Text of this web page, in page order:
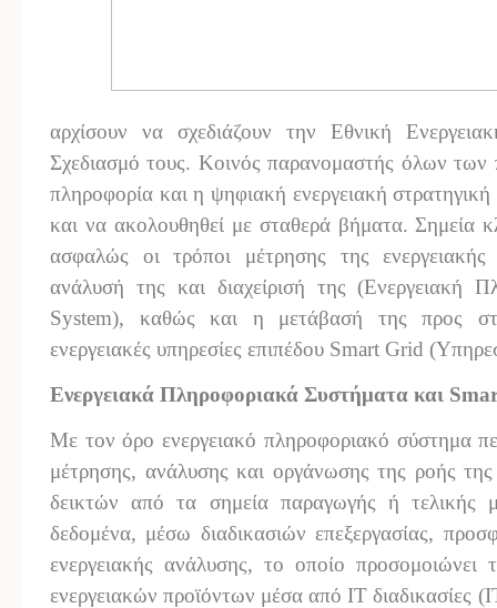
αρχίσουν να σχεδιάζουν την Εθνική
Σχεδιασμό τους. Κοινός παρανομαστής όλων των
πληροφορία και η ψηφιακή ενεργειακή
και να ακολουθηθεί με σταθερά βήματα. Σημεία
ασφαλώς οι τρόποι μέτρησης της
ανάλυσή της και διαχείρισή της (Ενεργειακή
System), καθώς και η μετάβασή της προς
ενεργειακές υπηρεσίες επιπέδου Smart Grid
Ενεργειακά Πληροφοριακά Συστήματα και
Με τον όρο ενεργειακό πληροφοριακό σύστημα
μέτρησης, ανάλυσης και οργάνωσης της ροής της
δεικτών από τα σημεία παραγωγής ή τελικής
δεδομένα, μέσω διαδικασιών επεξεργασίας,
ενεργειακής ανάλυσης, το οποίο
ενεργειακών προϊόντων μέσα από IT